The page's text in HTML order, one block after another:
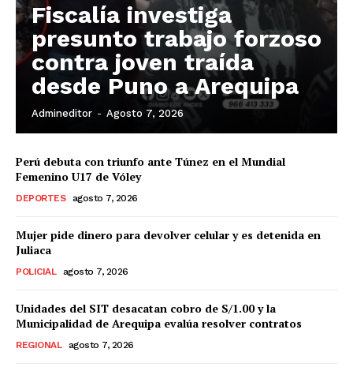
Fiscalía investiga
presunto trabajo forzoso
contra joven traída
desde Puno a Arequipa
Admineditor - Agosto 7, 2026
Perú debuta con triunfo ante Túnez en el Mundial
Femenino U17 de Vóley
DEPORTES agosto 7, 2026
Mujer pide dinero para devolver celular y es detenida en
Juliaca
POLICIAL agosto 7, 2026
Unidades del SIT desacatan cobro de S/1.00 y la
Municipalidad de Arequipa evalúa resolver contratos
REGIONAL agosto 7, 2026